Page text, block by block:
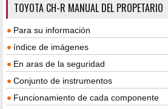
TOYOTA CH-R MANUAL DEL PROPETARIO
Para su información
índice de imágenes
En aras de la seguridad
Conjunto de instrumentos
Funcionamiento de cada componente